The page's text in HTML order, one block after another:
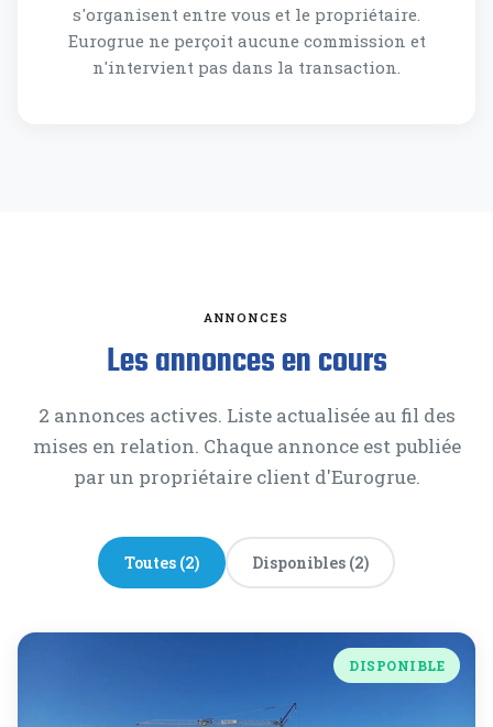
s'organisent entre vous et le propriétaire.
Eurogrue ne perçoit aucune commission et
n'intervient pas dans la transaction.
ANNONCES
Les annonces en cours
2 annonces actives. Liste actualisée au fil des
mises en relation. Chaque annonce est publiée
par un propriétaire client d'Eurogrue.
Toutes (2) Disponibles (2)
DISPONIBLE